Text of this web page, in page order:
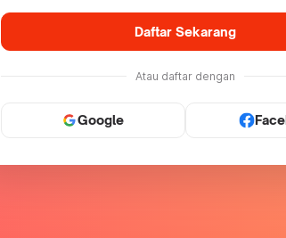
Daftar Sekarang
Atau daftar dengan
Google